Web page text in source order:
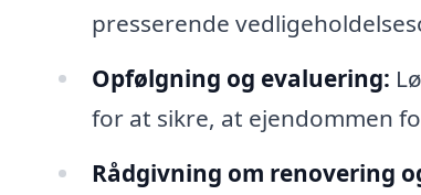
presserende
Opfølgning og evaluering:
for at sikre, at ejendommen
Rådgivning om renovering